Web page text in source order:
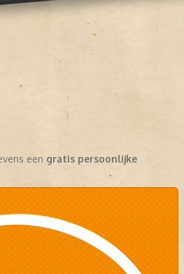
een gratis persoonlijke